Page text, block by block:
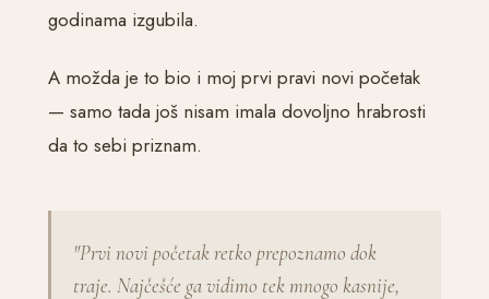
godinama izgubila.
A možda je to bio i moj prvi pravi novi početak
— samo tada još nisam imala dovoljno hrabrosti
da to sebi priznam.
"Prvi novi početak retko prepoznamo dok
traje. Najčešće ga vidimo tek mnogo kasnije,